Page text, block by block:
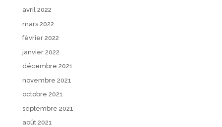
avril 2022
mars 2022
février 2022
janvier 2022
décembre 2021
novembre 2021
octobre 2021
septembre 2021
août 2021